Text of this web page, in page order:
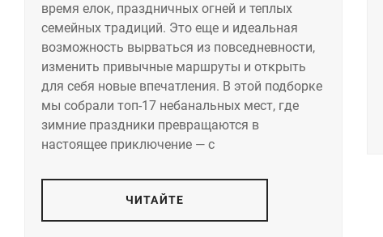
время елок, праздничных огней и теплых
семейных традиций. Это еще и идеальная
возможность вырваться из повседневности,
изменить привычные маршруты и открыть
для себя новые впечатления. В этой подборке
мы собрали топ-17 небанальных мест, где
зимние праздники превращаются в
настоящее приключение — с
ЧИТАЙТЕ